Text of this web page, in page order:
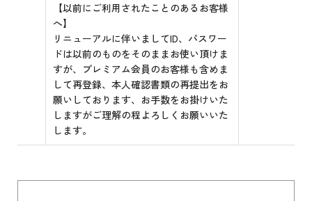
【以前にご利用されたことのあるお客様
へ】
リニューアルに伴いましてID、パスワー
ドは以前のものをそのままお使い頂けま
すが、プレミアム会員のお客様も含めま
して再登録、本人確認書類の再提出をお
願いしております、お手数をお掛けいた
しますがご理解の程よろしくお願いいた
します。